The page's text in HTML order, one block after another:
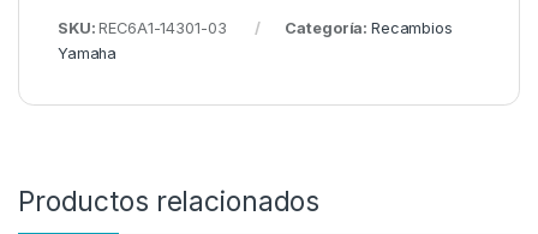
SKU:REC6A1-14301-03 Categoría: Recambios
Yamaha
Productos relacionados